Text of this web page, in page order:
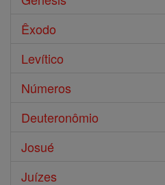
Êxodo
Levítico
Números
Deuteronômio
Josué
Juízes